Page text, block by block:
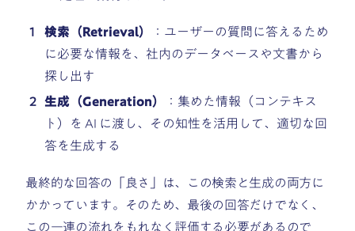
検索（Retrieval）
：ユーザーの質問に答えるため
に必要な情報を、社内のデータベースや文書から
探し出す
生成（Generation）
：集めた情報（コンテキス
ト）を AI に渡し、その知性を活用して、適切な回
答を生成する
最終的な回答の「良さ」は、この検索と生成の両方に
かかっています。そのため、最後の回答だけでなく、
この一連の流れをもれなく評価する必要があるので